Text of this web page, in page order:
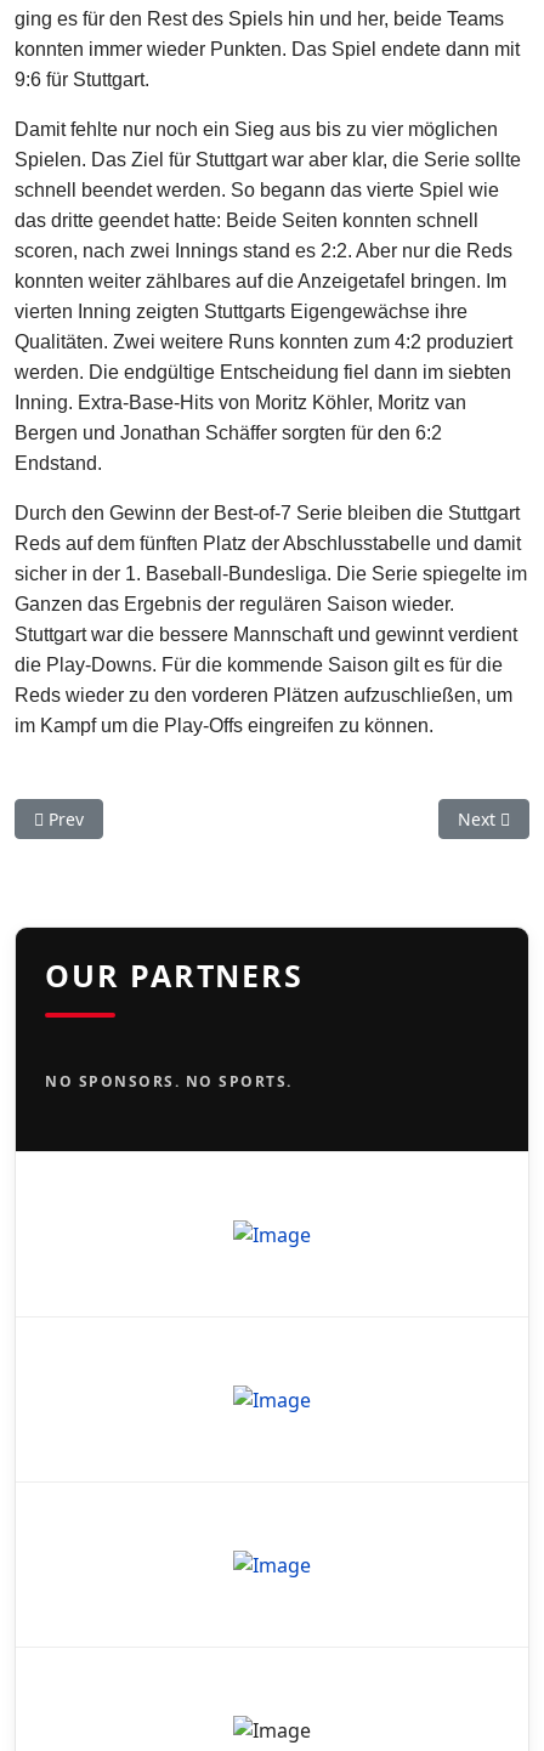
ging es für den Rest des Spiels hin und her, beide Teams
konnten immer wieder Punkten. Das Spiel endete dann mit
9:6 für Stuttgart.
Damit fehlte nur noch ein Sieg aus bis zu vier möglichen
Spielen. Das Ziel für Stuttgart war aber klar, die Serie sollte
schnell beendet werden. So begann das vierte Spiel wie
das dritte geendet hatte: Beide Seiten konnten schnell
scoren, nach zwei Innings stand es 2:2. Aber nur die Reds
konnten weiter zählbares auf die Anzeigetafel bringen. Im
vierten Inning zeigten Stuttgarts Eigengewächse ihre
Qualitäten. Zwei weitere Runs konnten zum 4:2 produziert
werden. Die endgültige Entscheidung fiel dann im siebten
Inning. Extra-Base-Hits von Moritz Köhler, Moritz van
Bergen und Jonathan Schäffer sorgten für den 6:2
Endstand.
Durch den Gewinn der Best-of-7 Serie bleiben die Stuttgart
Reds auf dem fünften Platz der Abschlusstabelle und damit
sicher in der 1. Baseball-Bundesliga. Die Serie spiegelte im
Ganzen das Ergebnis der regulären Saison wieder.
Stuttgart war die bessere Mannschaft und gewinnt verdient
die Play-Downs. Für die kommende Saison gilt es für die
Reds wieder zu den vorderen Plätzen aufzuschließen, um
im Kampf um die Play-Offs eingreifen zu können.
Previous article: Reds-Skipper geht von Bord
Prev Next
Next
OUR PARTNERS
NO SPONSORS. NO SPORTS.